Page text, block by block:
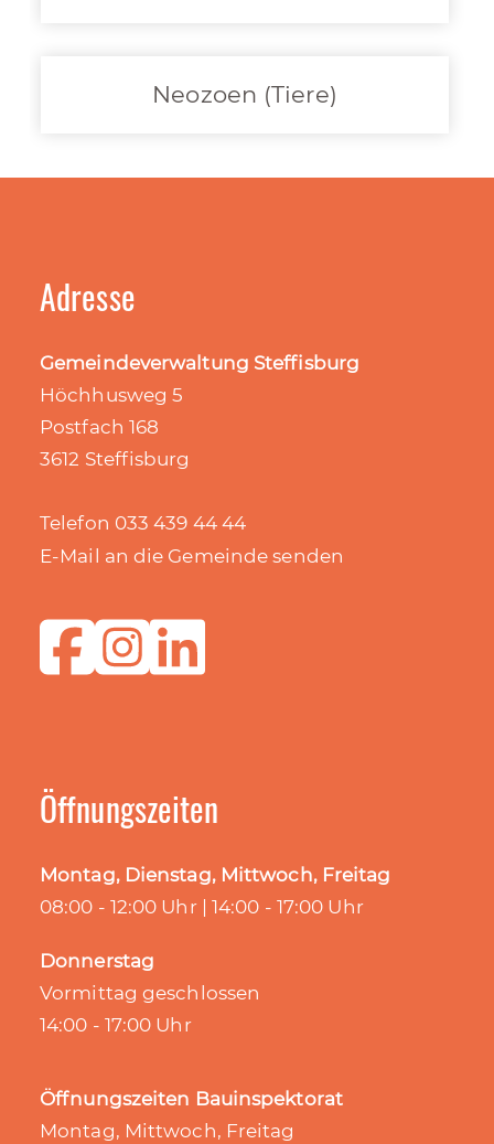
Neozoen (Tiere)
Adresse
Gemeindeverwaltung Steffisburg
Höchhusweg 5
Postfach 168
3612 Steffisburg
Telefon 033 439 44 44
E-Mail an die Gemeinde senden
Öffnungszeiten
Montag, Dienstag, Mittwoch, Freitag
08:00 - 12:00 Uhr | 14:00 - 17:00 Uhr
Donnerstag
Vormittag geschlossen
14:00 - 17:00 Uhr
Öffnungszeiten Bauinspektorat
Montag, Mittwoch, Freitag